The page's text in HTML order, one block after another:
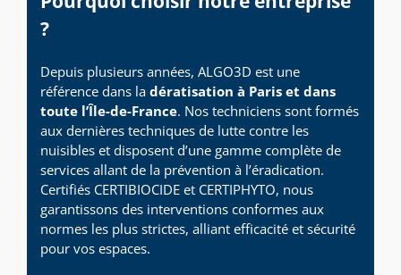
?
Depuis plusieurs années, ALGO3D est une
référence dans la dératisation à Paris et dans
toute l’Île-de-France. Nos techniciens sont formés
aux dernières techniques de lutte contre les
nuisibles et disposent d’une gamme complète de
services allant de la prévention à l’éradication.
Certifiés CERTIBIOCIDE et CERTIPHYTO, nous
garantissons des interventions conformes aux
normes les plus strictes, alliant efficacité et sécurité
pour vos espaces.